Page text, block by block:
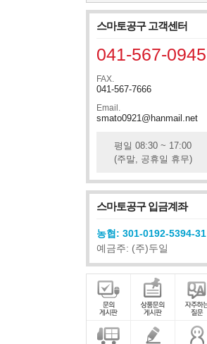
스마토공구 고객센터
041-567-0945
FAX.
041-567-7666
Email.
smato0921@hanmail.net
평일 08:30 ~ 17:00
(주말, 공휴일 휴무)
스마토공구 입금계좌
농협: 301-0192-5394-31
예금주: (주)두일